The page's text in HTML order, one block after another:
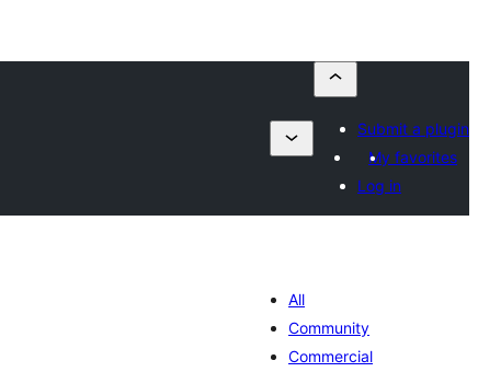
Submit a plugin
My favorites
Log in
All
Community
Commercial